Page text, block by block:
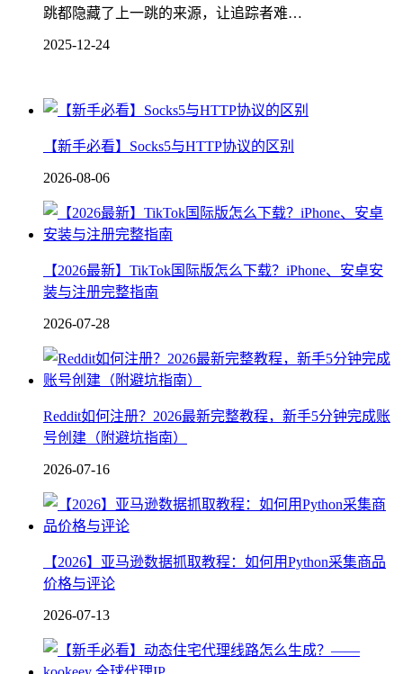
跳都隐藏了上一跳的来源，让追踪者难…
2025-12-24
【新手必看】Socks5与HTTP协议的区别
2026-08-06
【2026最新】TikTok国际版怎么下载？iPhone、安卓安
装与注册完整指南
2026-07-28
Reddit如何注册？2026最新完整教程，新手5分钟完成账
号创建（附避坑指南）
2026-07-16
【2026】亚马逊数据抓取教程：如何用Python采集商品
价格与评论
2026-07-13